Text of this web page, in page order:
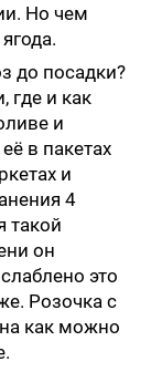
Но чем
до посадки?
где и как
и
в пакетах
и
4
такой
он
это
Розочка с
как можно